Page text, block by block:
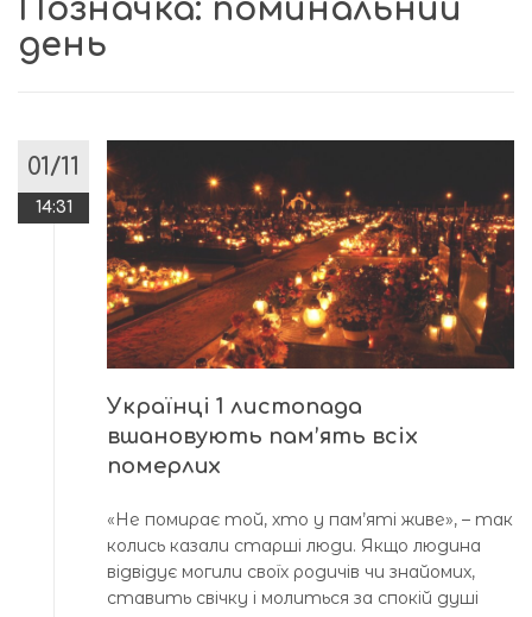
Позначка: поминальний
день
01/11
14:31
Українці 1 листопада
вшановують пам’ять всіх
померлих
«Не помирає той, хто у пам’яті живе», – так
колись казали старші люди. Якщо людина
відвідує могили своїх родичів чи знайомих,
ставить свічку і молиться за спокій душі